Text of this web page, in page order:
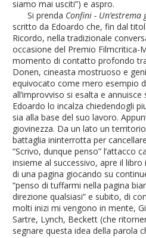
siamo mai usciti”) e aspro.
Si prenda Confini - Un’estrema
scritto da Edoardo che, fin dal
Ricordo, nella tradizionale
occasione del Premio Filmcritica-
momento di contatto profondo
Donen, cineasta mostruoso e
equivocato come mero esempio
all’improvviso si esalta e
Edoardo lo incalza chiedendogli
sia alla base del suo lavoro.
giovinezza. Da un lato un
battaglia ininterrotta per
“Scrivo, dunque penso” l’attacco
insieme al successivo, apre il
di una pagina giocando su
“penso di tuffarmi nella pagina
direzione qualsiasi” e subito, di
molti inizi mi vengono in mente,
Sartre, Lynch, Beckett (che
segnare questa idea della parola